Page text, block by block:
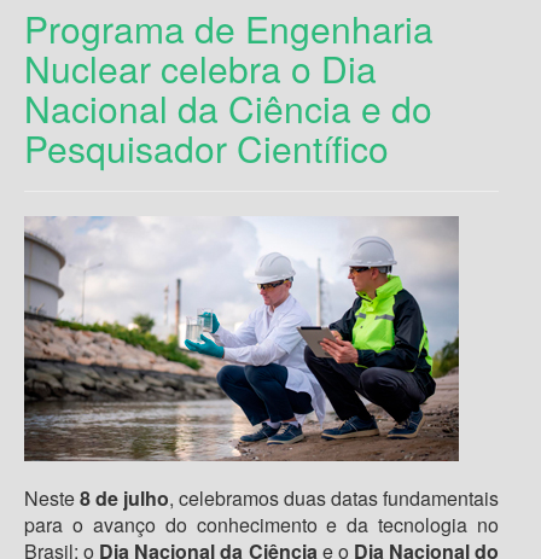
Programa de Engenharia
Nuclear celebra o Dia
Nacional da Ciência e do
Pesquisador Científico
Neste8 de julho, celebramos duas datas fundamentais
para o avanço do conhecimento e da tecnologia no
Brasil: o Dia Nacional da Ciência e o Dia Nacional do